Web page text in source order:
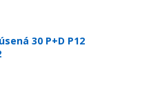
30 P+D P12